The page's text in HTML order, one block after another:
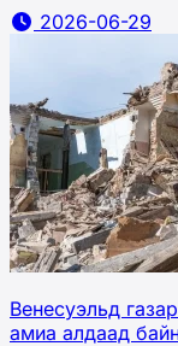
2026-06-29
Венесуэльд
амиа алдаад